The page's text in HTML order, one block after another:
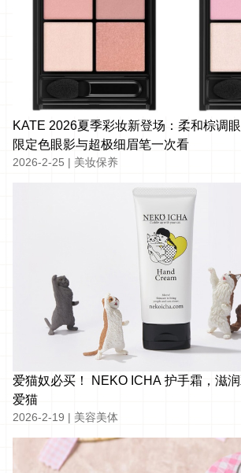
KATE 2026夏季彩妆新登场：柔和棕调
限定色眼影与超极细眉笔一次看
2026-2-25 | 美妆保养
爱猫奴必买！ NEKO ICHA 护手霜，滋
爱猫
2026-2-19 | 美容美体